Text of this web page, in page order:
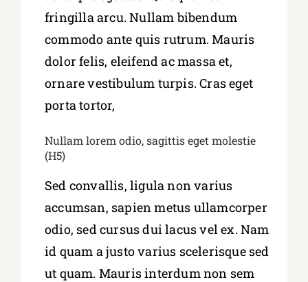
fringilla arcu. Nullam bibendum
commodo ante quis rutrum. Mauris
dolor felis, eleifend ac massa et,
ornare vestibulum turpis. Cras eget
porta tortor,
Nullam lorem odio, sagittis eget molestie
(H5)
Sed convallis, ligula non varius
accumsan, sapien metus ullamcorper
odio, sed cursus dui lacus vel ex. Nam
id quam a justo varius scelerisque sed
ut quam. Mauris interdum non sem